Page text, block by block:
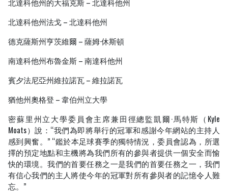
北達科他州法戈 – 北達科他州
德克薩斯州亨茨維爾 – 薩姆·休斯頓
南達科他州布魯金斯 – 南達科他州
賓夕法尼亞州維拉諾瓦 – 維拉諾瓦
猶他州奧格登 – 韋伯州立大學
密蘇里州立大學委員會主席兼田徑總監凱爾·馬特斯（Kyle
Moats）說：“我們為即將舉行的冠軍和感謝今年網站的主持人
感到興奮。” “鑑於本足球賽季的獨特情況，委員會認為，所選
擇的預定地點和主機將為我們所有的參與者提供一個安全而愉
快的環境。我們的首要任務之一是我們的首要任務之一，我們
有信心我們的主人將使今年的冠軍對所有參與者的記憶令人難
忘。”